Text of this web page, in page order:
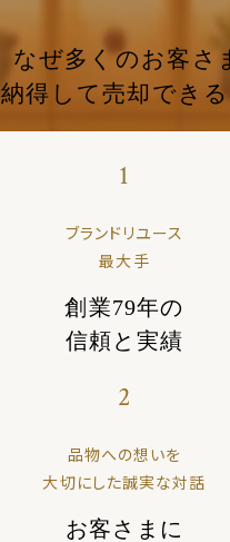
なぜ多くのお客さ
納得して売却でき
1
ブランドリユース
最大手
創業79年の
信頼と実績
2
品物への想いを
大切にした誠実な対話
お客さまに